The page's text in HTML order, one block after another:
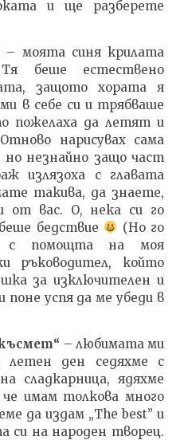
и ще разберете
– моята синя крилата
беше естествено
защото хората я
в себе си и трябваше
пожелаха да летят и
нарисувах сама
незнайно защо част
излязоха с главата
такива, да знаете,
от вас. О, нека си го
бедствие
(Но го
с помощта на моя
ръководител, който
за изключителен и
успя да ме убеди в
“ – любимата ми
летен ден седяхме с
сладкарница, ядяхме
имам толкова много
да издам „The best” и
си на народен творец.